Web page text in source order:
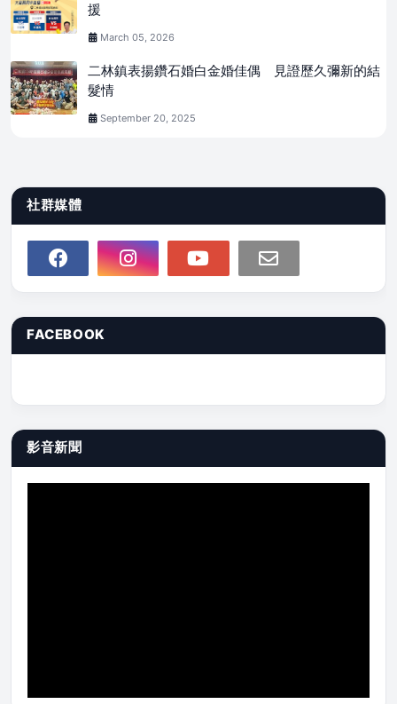
援
March 05, 2026
二林鎮表揚鑽石婚白金婚佳偶 見證歷久彌新的結
髮情
September 20, 2025
社群媒體
FACEBOOK
影音新聞